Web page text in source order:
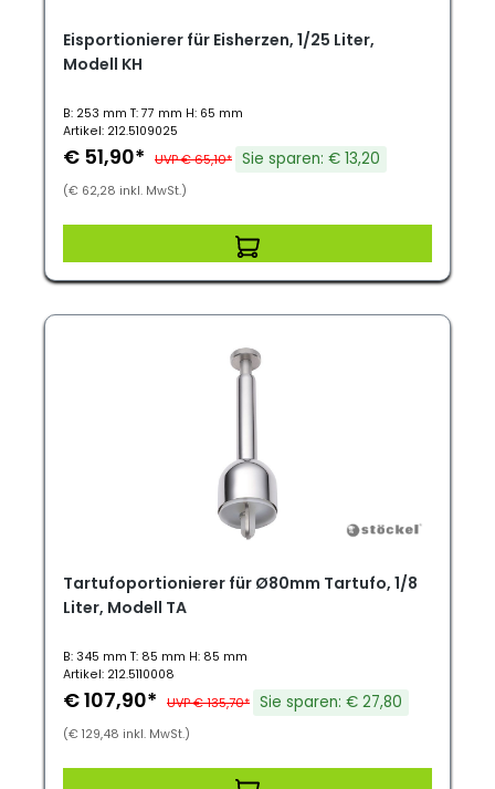
Eisportionierer für Eisherzen, 1/25 Liter,
Modell KH
B: 253 mm T: 77 mm H: 65 mm
Artikel: 212.5109025
€ 51,90* UVP € 65,10* Sie sparen: € 13,20
(€ 62,28 inkl. MwSt.)
Tartufoportionierer für Ø80mm Tartufo, 1/8
Liter, Modell TA
B: 345 mm T: 85 mm H: 85 mm
Artikel: 212.5110008
€ 107,90* UVP € 135,70* Sie sparen: € 27,80
(€ 129,48 inkl. MwSt.)